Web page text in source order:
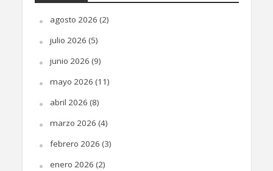
agosto 2026 (2)
julio 2026 (5)
junio 2026 (9)
mayo 2026 (11)
abril 2026 (8)
marzo 2026 (4)
febrero 2026 (3)
enero 2026 (2)